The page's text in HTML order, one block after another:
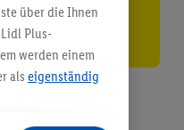
über die Ihnen
Plus-
werden einem
als eigenständig